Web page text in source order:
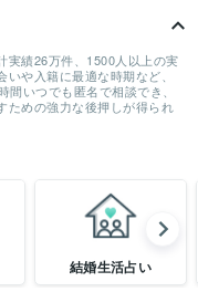
実績26万件、1500人以上の実
や入籍に最適な時期など、
いつでも匿名で相談でき、
ための強力な後押しが得られ
結婚生活占い